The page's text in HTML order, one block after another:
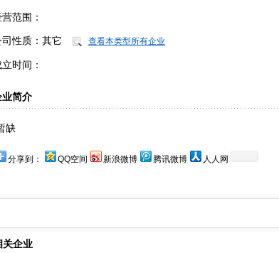
范围：
性质： 其它 查看本类型所有企业
立时间：
业简介
缺
分享到： QQ空间 新浪微博 腾讯微博 人人网
关企业